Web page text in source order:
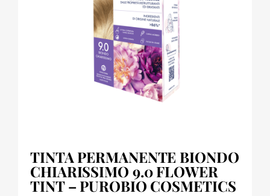
TINTA PERMANENTE BIONDO
CHIARISSIMO 9.0 FLOWER
TINT – PUROBIO COSMETICS